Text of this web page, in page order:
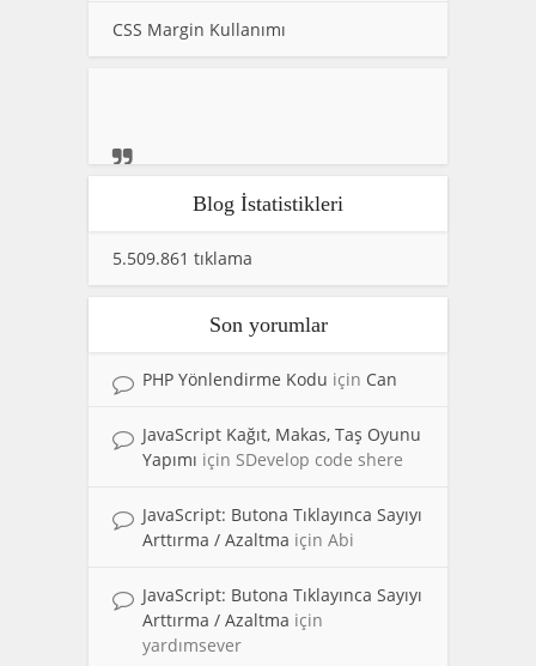
CSS Margin Kullanımı
Blog İstatistikleri
5.509.861 tıklama
Son yorumlar
PHP Yönlendirme Kodu için Can
JavaScript Kağıt, Makas, Taş Oyunu
Yapımı için SDevelop code shere
JavaScript: Butona Tıklayınca Sayıyı
Arttırma / Azaltma için Abi
JavaScript: Butona Tıklayınca Sayıyı
Arttırma / Azaltma için
yardımsever